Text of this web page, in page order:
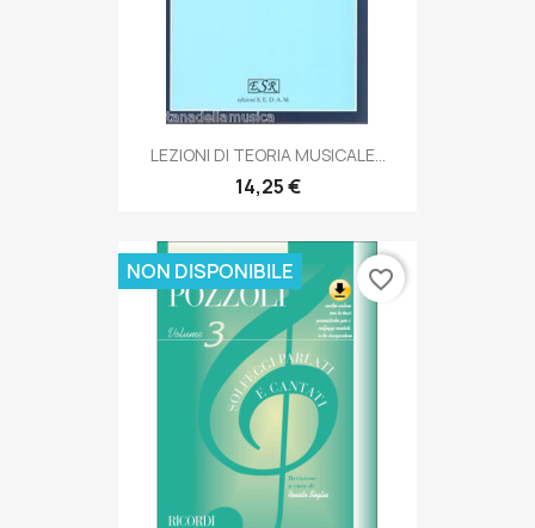
LEZIONI DI TEORIA MUSICALE...
14,25 €
NON DISPONIBILE favorite_border